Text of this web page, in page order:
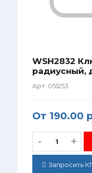
WSH2832
радиусный,
Арт. 051253
От 190.00
- +
Запросить